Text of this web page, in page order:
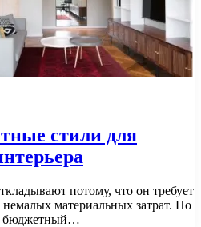
стили для
потому, что он требует
материальных затрат. Но
бюджетный…